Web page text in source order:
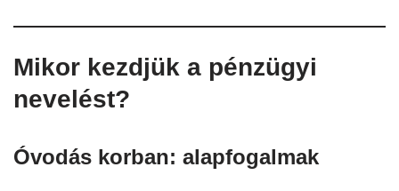
Mikor kezdjük a pénzügyi
nevelést?
Óvodás korban: alapfogalmak